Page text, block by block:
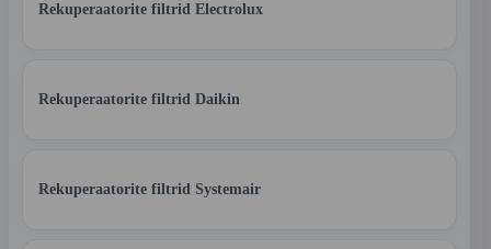
Rekuperaatorite filtrid Electrolux
Rekuperaatorite filtrid Daikin
Rekuperaatorite filtrid Systemair